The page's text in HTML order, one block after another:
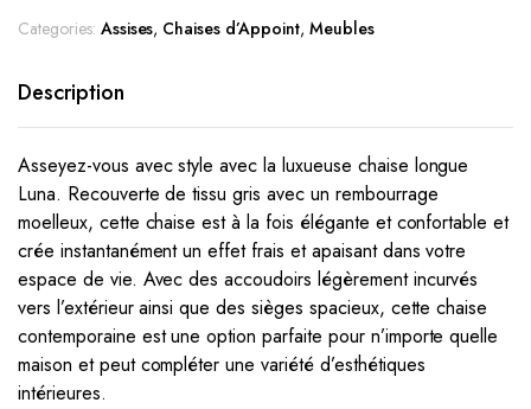
Categories: Assises, Chaises d’Appoint, Meubles
Description
Asseyez-vous avec style avec la luxueuse chaise longue
Luna. Recouverte de tissu gris avec un rembourrage
moelleux, cette chaise est à la fois élégante et confortable et
crée instantanément un effet frais et apaisant dans votre
espace de vie. Avec des accoudoirs légèrement incurvés
vers l’extérieur ainsi que des sièges spacieux, cette chaise
contemporaine est une option parfaite pour n’importe quelle
maison et peut compléter une variété d’esthétiques
intérieures.